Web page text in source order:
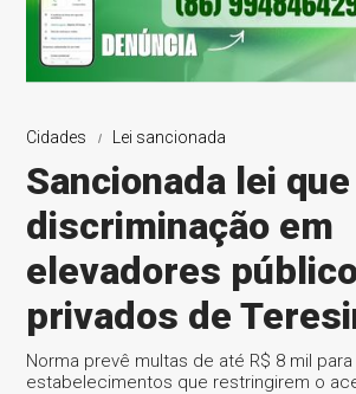
Cidades Lei sancionada
Sancionada lei
discriminação em
elevadores
privados de
Norma prevê multas de até R$ 8 mil para
estabelecimentos que restringirem o